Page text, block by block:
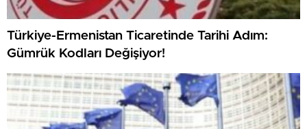
Türkiye-Ermenistan Ticaretinde Tarihi Adım:
Gümrük Kodları Değişiyor!